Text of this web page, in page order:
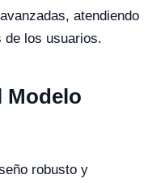
atendiendo
de los usuarios.
Modelo
robusto y